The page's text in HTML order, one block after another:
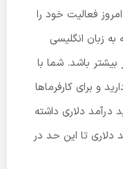
فعالیت خود را
به زبان انگلیسی
باشد. شما با
و برای کارفرماها
درآمد دلاری داشته
دلاری تا این حد در